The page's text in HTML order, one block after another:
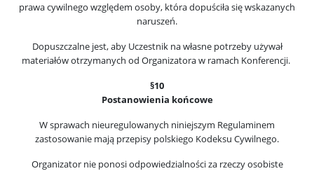
prawa cywilnego względem osoby, która dopuściła się wskazanych
naruszeń.
Dopuszczalne jest, aby Uczestnik na własne potrzeby używał
materiałów otrzymanych od Organizatora w ramach Konferencji.
§10
Postanowienia końcowe
W sprawach nieuregulowanych niniejszym Regulaminem
zastosowanie mają przepisy polskiego Kodeksu Cywilnego.
Organizator nie ponosi odpowiedzialności za rzeczy osobiste